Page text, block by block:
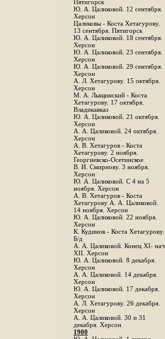
Пятигорск
Ю. А. Цаликовой. 12 сентября.
Херсон
Цаликовы - Коста Хетагурову.
13 сентября. Пятигорск
Ю. А. Цаликовой. 18 сентября.
Херсон
Ю. А. Цаликовой. 23 сентября.
Херсон
Ю. А. Цаликовой. 29 сентября.
Херсон
А. Л. Хетагурову. 15 октября.
Херсон
М. А. Лыщинский - Коста
Хетагурову. 17 октября.
Владикавказ
Ю. А. Цаликовой. 21 октября.
Херсон
А. А. Цаликовой. 24 октября.
Херсон
A. В. Хетагуров - Коста
Хетагурову. 2 ноября.
Георгиевско-Осетинское
B. И. Смирнову. 3 ноября.
Херсон
Ю. А. Цаликовой. С 4 на 5
ноября. Херсон
А. В. Хетагуров - Коста
Хетагурову А. А. Цаликовой.
14 ноября. Херсон
Ю. А. Цаликовой. 22 ноября.
Херсон
К. Кудинов - Коста Хетагурову.
Б/д
А. А. Цаликовой. Конец XI- нач.
XII. Херсон
Ю. А. Цаликовой. 8 декабря.
Херсон
А. А. Цаликовой. 14 декабря.
Херсон
Ю. А. Цаликовой. 17 декабря.
Херсон
А. Л. Хетагурову. 26 декабря.
Херсон
А. А. Цаликовой. 30 и 31
декабря. Херсон
1900